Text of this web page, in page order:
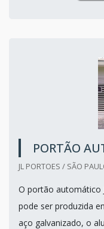
PORTÃO
JL PORTOES / SÃO
O portão automático
pode ser produzida
aço galvanizado, o